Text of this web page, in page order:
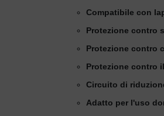
Compatibile con
Protezione contro
Protezione contro
Protezione contro
Circuito di
Adatto per l'uso